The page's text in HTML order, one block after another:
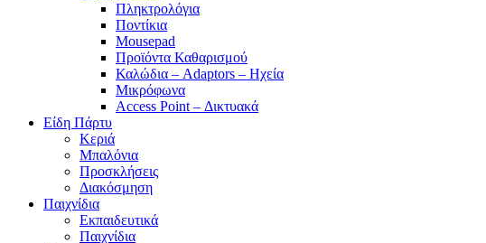
Πληκτρολόγια
Ποντίκια
Mousepad
Προϊόντα Καθαρισμού
Καλώδια – Adaptors – Ηχεία
Μικρόφωνα
Access Point – Δικτυακά
Είδη Πάρτυ
Κεριά
Μπαλόνια
Προσκλήσεις
Διακόσμηση
Παιχνίδια
Εκπαιδευτικά
Παιχνίδια